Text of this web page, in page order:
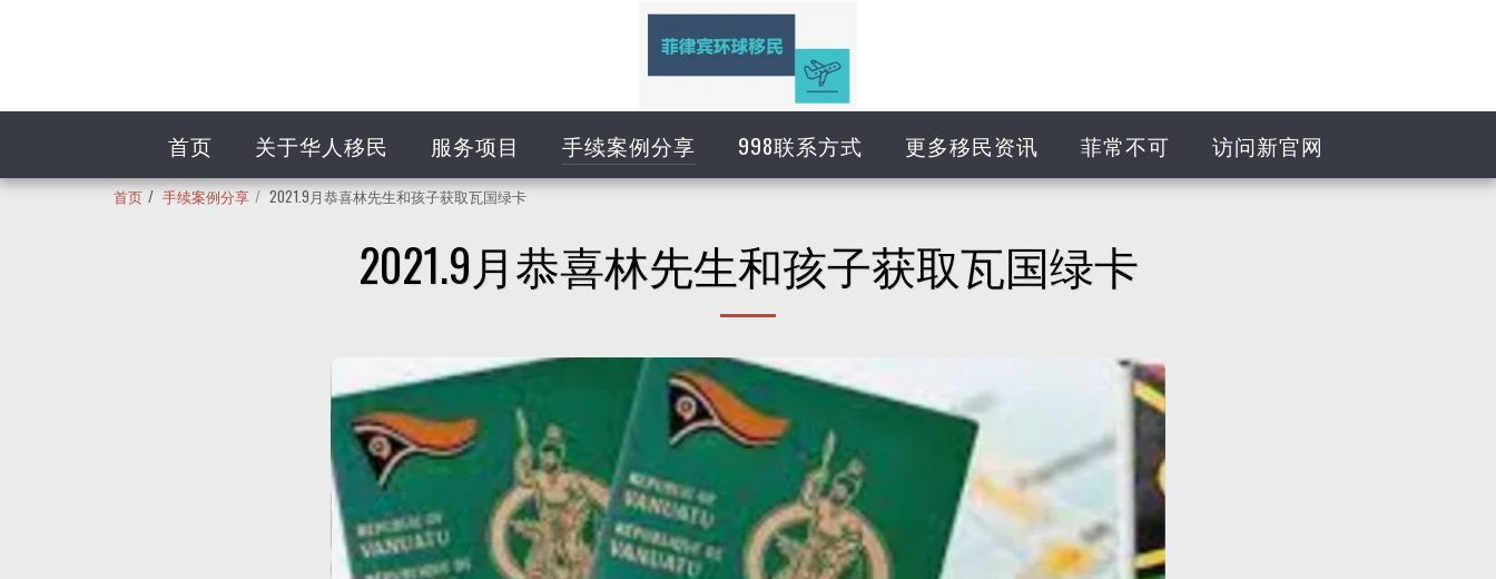
首页 关于华人移民 服务项目 手续案例分享 998联系方式 更多移民资讯 菲常不可 访问新官网
首页 手续案例分享 2021.9月恭喜林先生和孩子获取瓦国绿卡
2021.9月恭喜林先生和孩子获取瓦国绿卡